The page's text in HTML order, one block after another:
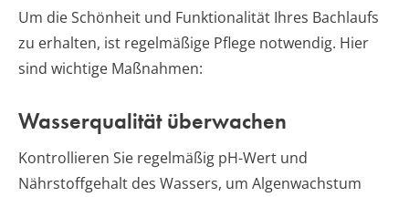
Um die Schönheit und Funktionalität Ihres Bachlaufs
zu erhalten, ist regelmäßige Pflege notwendig. Hier
sind wichtige Maßnahmen:
Wasserqualität überwachen
Kontrollieren Sie regelmäßig pH-Wert und
Nährstoffgehalt des Wassers, um Algenwachstum